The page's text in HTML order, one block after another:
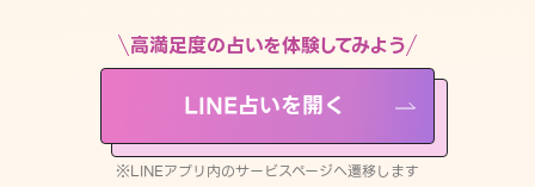
※LINEアプリ内のサービスページへ遷移します
高満足度の占いを体験してみよう
LINE占いを開く
※LINEアプリ内のサービスページへ遷移します